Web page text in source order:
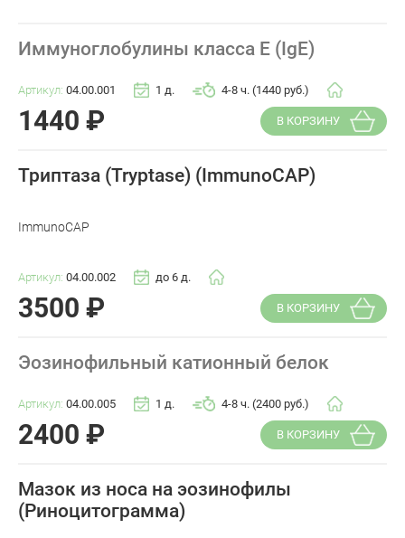
Иммуноглобулины класса E (IgE)
Артикул: 04.00.001 1 д. 4-8 ч. (1440 руб.)
1440 ₽ В КОРЗИНУ
Триптаза (Tryptase) (ImmunoCAP)
ImmunoCAP
Артикул: 04.00.002 до 6 д.
3500 ₽ В КОРЗИНУ
Эозинофильный катионный белок
Артикул: 04.00.005 1 д. 4-8 ч. (2400 руб.)
2400 ₽ В КОРЗИНУ
Мазок из носа на эозинофилы
(Риноцитограмма)